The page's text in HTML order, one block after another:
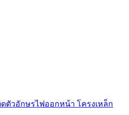
ตัวอักษรไฟออกหน้า โครงเหล็ก